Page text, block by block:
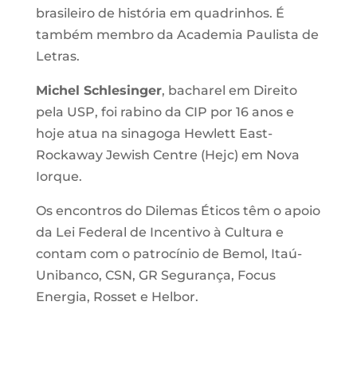
brasileiro de história em quadrinhos. É
também membro da Academia Paulista de
Letras.
Michel Schlesinger, bacharel em Direito
pela USP, foi rabino da CIP por 16 anos e
hoje atua na sinagoga Hewlett East-
Rockaway Jewish Centre (Hejc) em Nova
Iorque.
Os encontros do Dilemas Éticos têm o apoio
da Lei Federal de Incentivo à Cultura e
contam com o patrocínio de Bemol, Itaú-
Unibanco, CSN, GR Segurança, Focus
Energia, Rosset e Helbor.